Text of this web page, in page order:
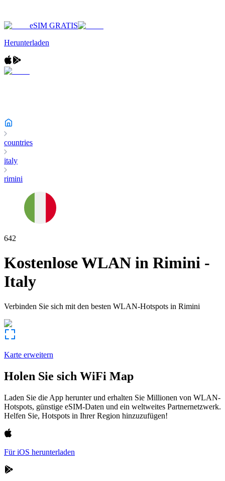
eSIM GRATIS
Herunterladen
countries
italy
rimini
642
Kostenlose WLAN in Rimini -
Italy
Verbinden Sie sich mit den besten WLAN-Hotspots in Rimini
Karte erweitern
Holen Sie sich WiFi Map
Laden Sie die App herunter und erhalten Sie Millionen von WLAN-
Hotspots, günstige eSIM-Daten und ein weltweites Partnernetzwerk.
Helfen Sie, Hotspots in Ihrer Region hinzuzufügen!
Für iOS herunterladen